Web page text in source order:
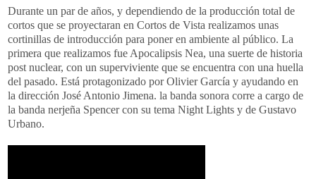
Durante un par de años, y dependiendo de la producción total de
cortos que se proyectaran en Cortos de Vista realizamos unas
cortinillas de introducción para poner en ambiente al público. La
primera que realizamos fue Apocalipsis Nea, una suerte de historia
post nuclear, con un superviviente que se encuentra con una huella
del pasado. Está protagonizado por Olivier García y ayudando en
la dirección José Antonio Jimena. la banda sonora corre a cargo de
la banda nerjeña Spencer con su tema Night Lights y de Gustavo
Urbano.